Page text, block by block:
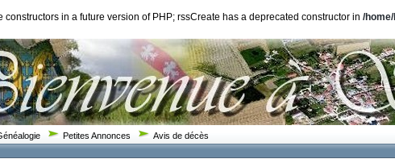
in a future version of PHP; rssCreate has a deprecated constructor in /
Petites Annonces Avis de décès